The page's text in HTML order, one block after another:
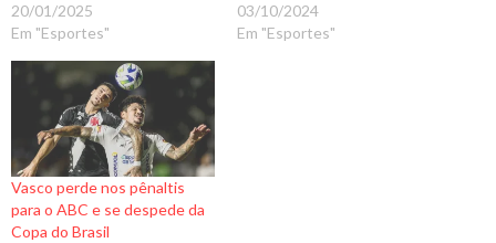
20/01/2025
Em "Esportes"
03/10/2024
Em "Esportes"
Vasco perde nos pênaltis
para o ABC e se despede da
Copa do Brasil